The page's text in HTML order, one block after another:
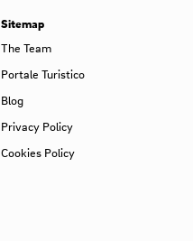
Sitemap
The Team
Portale Turistico
Blog
Privacy Policy
Cookies Policy